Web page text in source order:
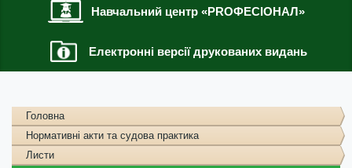
Навчальний центр «PROФЕСІОНАЛ»
Електронні версії друкованих видань
Головна
Нормативні акти та судова практика
Листи